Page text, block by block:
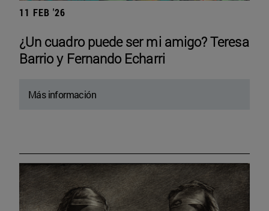
11 FEB '26
¿Un cuadro puede ser mi amigo? Teresa
Barrio y Fernando Echarri
Más información